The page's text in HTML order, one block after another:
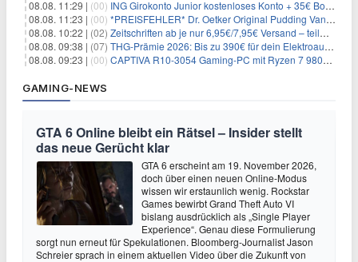
08.08. 11:29 | (00) ING Girokonto Junior kostenloses Konto + 35€ Bonus
08.08. 11:23 | (00) *PREISFEHLER* Dr. Oetker Original Pudding Vanille 22er-Pack für 2,97€
08.08. 10:22 | (02) Zeitschriften ab je nur 6,95€/7,95€ Versand – teilweise selbstkündigend!
08.08. 09:38 | (07) THG-Prämie 2026: Bis zu 390€ für dein Elektroauto mit geld-fuer-eAuto.de
08.08. 09:23 | (00) CAPTIVA R10-3054 Gaming-PC mit Ryzen 7 9800X3D und RTX 5080 für 2.599€
GAMING-NEWS
GTA 6 Online bleibt ein Rätsel – Insider stellt
das neue Gerücht klar
GTA 6 erscheint am 19. November 2026,
doch über einen neuen Online-Modus
wissen wir erstaunlich wenig. Rockstar
Games bewirbt Grand Theft Auto VI
bislang ausdrücklich als „Single Player
Experience“. Genau diese Formulierung
sorgt nun erneut für Spekulationen. Bloomberg-Journalist Jason
Schreier sprach in einem aktuellen Video über die Zukunft von